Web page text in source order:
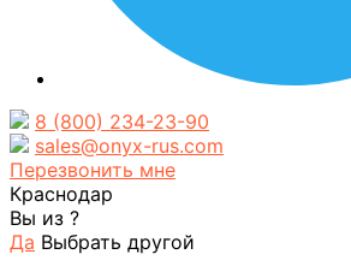
8 (800) 234-23-90
sales@onyx-rus.com
Перезвонить мне
Краснодар
Вы из ?
Да Выбрать другой